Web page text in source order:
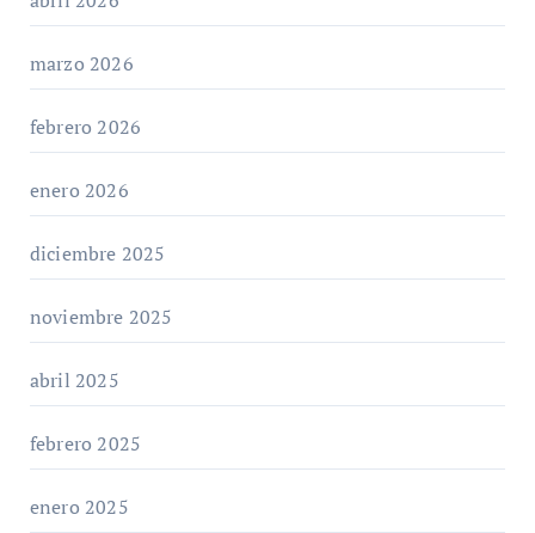
marzo 2026
febrero 2026
enero 2026
diciembre 2025
noviembre 2025
abril 2025
febrero 2025
enero 2025